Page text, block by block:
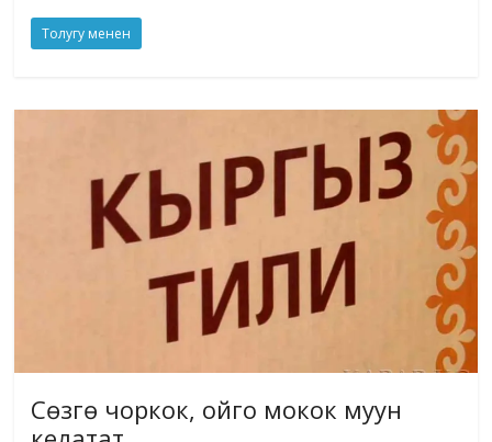
Толугу менен
Сөзгө чоркок, ойго мокок муун